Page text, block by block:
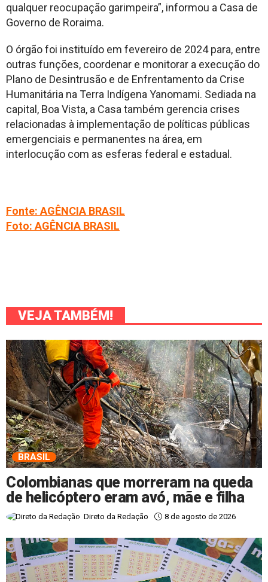
qualquer reocupação garimpeira”, informou a Casa de
Governo de Roraima.
O órgão foi instituído em fevereiro de 2024 para, entre
outras funções, coordenar e monitorar a execução do
Plano de Desintrusão e de Enfrentamento da Crise
Humanitária na Terra Indígena Yanomami. Sediada na
capital, Boa Vista, a Casa também gerencia crises
relacionadas à implementação de políticas públicas
emergenciais e permanentes na área, em
interlocução com as esferas federal e estadual.
Fonte: AGÊNCIA BRASIL
Foto: AGÊNCIA BRASIL
VEJA TAMBÉM!
BRASIL
Colombianas que morreram na queda
de helicóptero eram avó, mãe e filha
Direto da Redação 8 de agosto de 2026